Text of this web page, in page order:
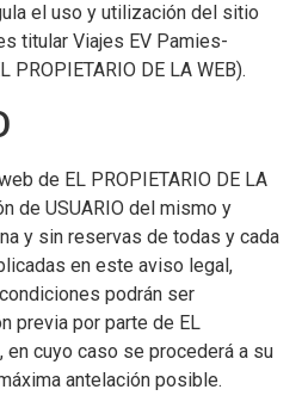
el uso y utilización del sitio
titular Viajes EV Pamies-
PROPIETARIO DE LA WEB).
de EL PROPIETARIO DE LA
de USUARIO del mismo y
y sin reservas de todas y cada
en este aviso legal,
podrán ser
previa por parte de EL
en cuyo caso se procederá a su
antelación posible.